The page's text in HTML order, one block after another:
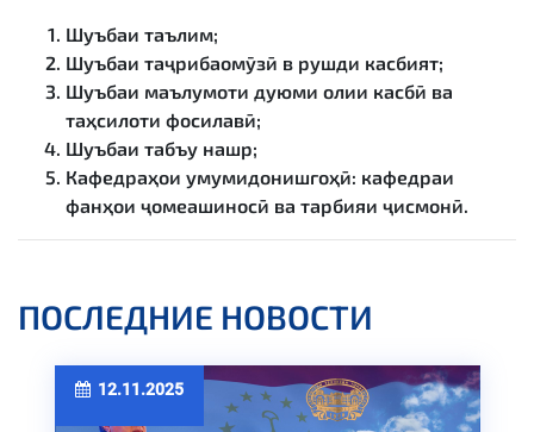
Шуъбаи таълим;
Шуъбаи таҷрибаомӯзӣ в рушди касбият;
Шуъбаи маълумоти дуюми олии касбӣ ва
таҳсилоти фосилавӣ;
Шуъбаи табъу нашр;
Кафедраҳои умумидонишгоҳӣ: кафедраи
фанҳои ҷомеашиносӣ ва тарбияи ҷисмонӣ.
ПОСЛЕДНИЕ НОВОСТИ
12.11.2025